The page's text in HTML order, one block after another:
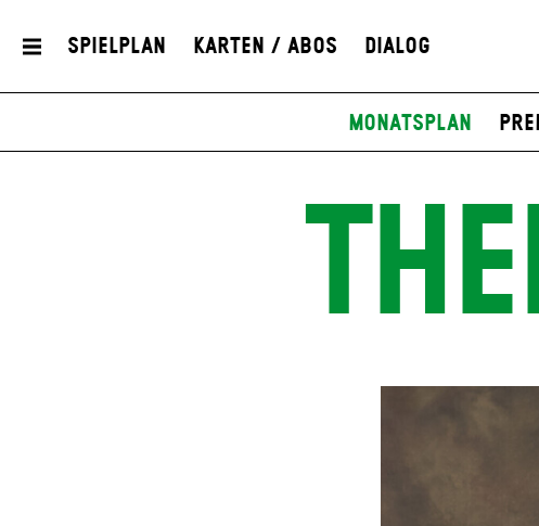
Spielplan Karten / Abos Dialog
Monatsplan